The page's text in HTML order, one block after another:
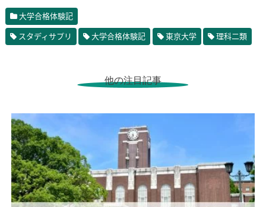
大学合格体験記
スタディサプリ 大学合格体験記 東京大学 理科二類
他の注目記事